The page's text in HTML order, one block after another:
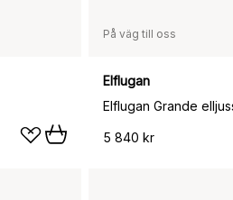
På väg till oss
Elflugan
Elflugan Grande
5 840 kr